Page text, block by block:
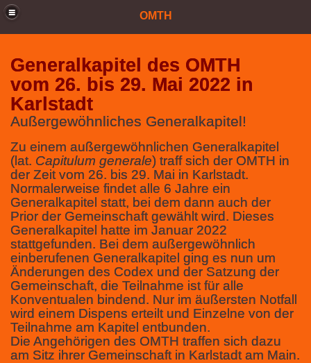
OMTH
Generalkapitel des OMTH
vom 26. bis 29. Mai 2022 in
Karlstadt
Außergewöhnliches Generalkapitel!
Zu einem außergewöhnlichen Generalkapitel
(lat. Capitulum generale) traff sich der OMTH in
der Zeit vom 26. bis 29. Mai in Karlstadt.
Normalerweise findet alle 6 Jahre ein
Generalkapitel statt, bei dem dann auch der
Prior der Gemeinschaft gewählt wird. Dieses
Generalkapitel hatte im Januar 2022
stattgefunden. Bei dem außergewöhnlich
einberufenen Generalkapitel ging es nun um
Änderungen des Codex und der Satzung der
Gemeinschaft, die Teilnahme ist für alle
Konventualen bindend. Nur im äußersten Notfall
wird einem Dispens erteilt und Einzelne von der
Teilnahme am Kapitel entbunden.
Die Angehörigen des OMTH traffen sich dazu
am Sitz ihrer Gemeinschaft in Karlstadt am Main.